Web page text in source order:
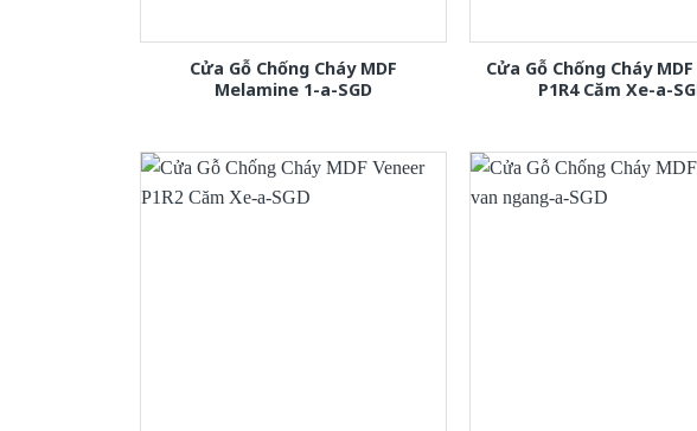
Cửa Gỗ Chống Cháy MDF
Melamine 1-a-SGD
Cửa Gỗ Chống Cháy
P1R4 Căm Xe-a-